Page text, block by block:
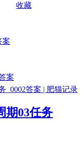
收藏
案
案
期03任务